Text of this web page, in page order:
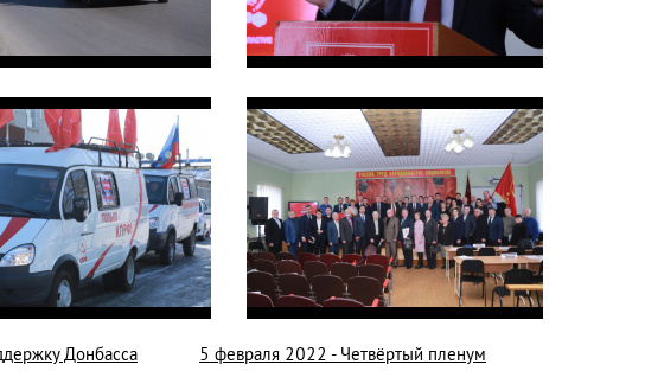
Донбасса
5 февраля 2022 - Четвёртый пленум